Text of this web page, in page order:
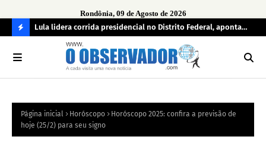
Rondônia, 09 de Agosto de 2026
O
R
Lula lidera corrida presidencial no Distrito Federal, aponta
pesquisa; Flávio Bolsonaro aparece em segundo
Página inicial Horóscopo
Horóscopo 2025: confira a previsão de
hoje (25/2) para seu signo